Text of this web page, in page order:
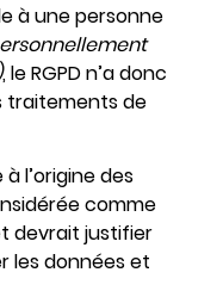
à une personne
, le RGPD n’a donc
traitements de
l’origine des
comme
devrait justifier
les données et